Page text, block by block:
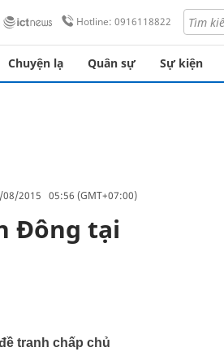
Hotline: 0916118822
Chuyện lạ Quân sự Sự kiện
08/2015 05:56 (GMT+07:00)
Đông tại
tranh chấp chủ